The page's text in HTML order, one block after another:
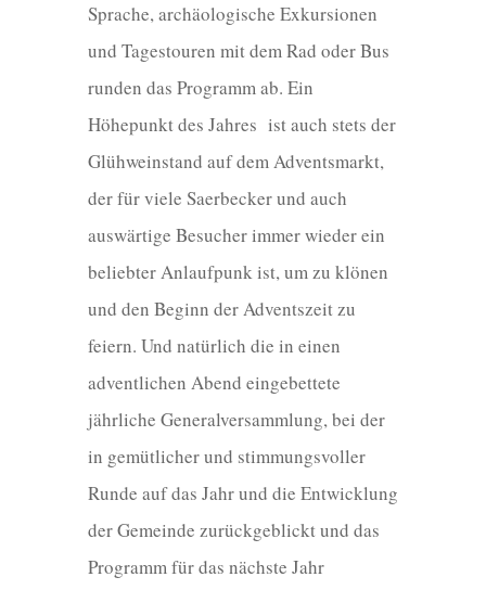
Sprache, archäologische Exkursionen
und Tagestouren mit dem Rad oder Bus
runden das Programm ab. Ein
Höhepunkt des Jahres ist auch stets der
Glühweinstand auf dem Adventsmarkt,
der für viele Saerbecker und auch
auswärtige Besucher immer wieder ein
beliebter Anlaufpunk ist, um zu klönen
und den Beginn der Adventszeit zu
feiern. Und natürlich die in einen
adventlichen Abend eingebettete
jährliche Generalversammlung, bei der
in gemütlicher und stimmungsvoller
Runde auf das Jahr und die Entwicklung
der Gemeinde zurückgeblickt und das
Programm für das nächste Jahr